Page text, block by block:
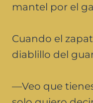
mantel por el
Cuando el
diablillo del
—Veo que